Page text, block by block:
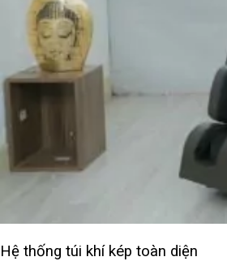
Hệ thống túi khí kép toàn diện